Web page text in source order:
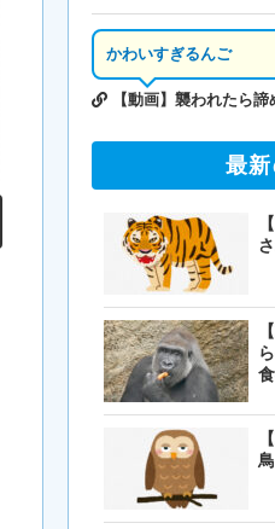
かわいすぎるんご
【動画】襲われたら諦
最